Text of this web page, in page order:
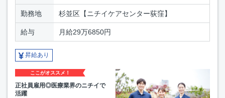
勤務地 杉並区【ニチイケアセンター荻窪】
給与 月給29万6850円
昇給あり
ここがオススメ！
正社員雇用◎医療業界のニチイで
活躍